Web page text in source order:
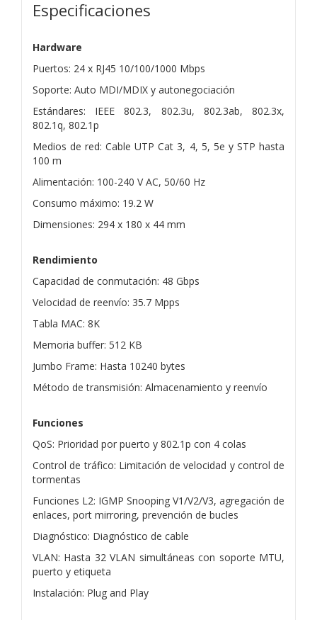
Especificaciones
Hardware
Puertos: 24 x RJ45 10/100/1000 Mbps
Soporte: Auto MDI/MDIX y autonegociación
Estándares: IEEE 802.3, 802.3u, 802.3ab, 802.3x,
802.1q, 802.1p
Medios de red: Cable UTP Cat 3, 4, 5, 5e y STP hasta
100 m
Alimentación: 100-240 V AC, 50/60 Hz
Consumo máximo: 19.2 W
Dimensiones: 294 x 180 x 44 mm
Rendimiento
Capacidad de conmutación: 48 Gbps
Velocidad de reenvío: 35.7 Mpps
Tabla MAC: 8K
Memoria buffer: 512 KB
Jumbo Frame: Hasta 10240 bytes
Método de transmisión: Almacenamiento y reenvío
Funciones
QoS: Prioridad por puerto y 802.1p con 4 colas
Control de tráfico: Limitación de velocidad y control de
tormentas
Funciones L2: IGMP Snooping V1/V2/V3, agregación de
enlaces, port mirroring, prevención de bucles
Diagnóstico: Diagnóstico de cable
VLAN: Hasta 32 VLAN simultáneas con soporte MTU,
puerto y etiqueta
Instalación: Plug and Play